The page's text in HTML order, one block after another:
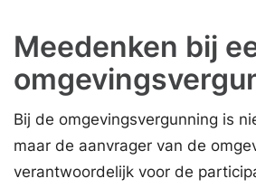
Meedenken bij
Bij de omgevingsvergunning is
maar de aanvrager van de
verantwoordelijk voor de